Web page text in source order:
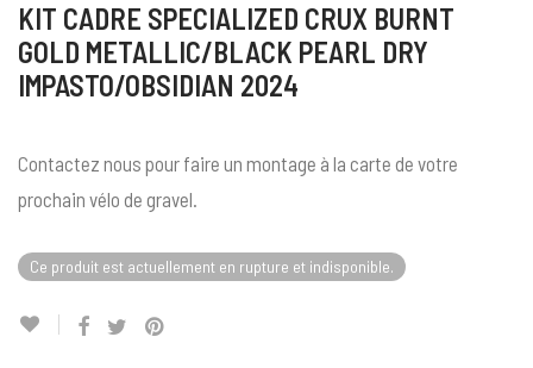
KIT CADRE SPECIALIZED CRUX BURNT
GOLD METALLIC/BLACK PEARL DRY
IMPASTO/OBSIDIAN 2024
Contactez nous pour faire un montage à la carte de votre
prochain vélo de gravel.
Ce produit est actuellement en rupture et indisponible.